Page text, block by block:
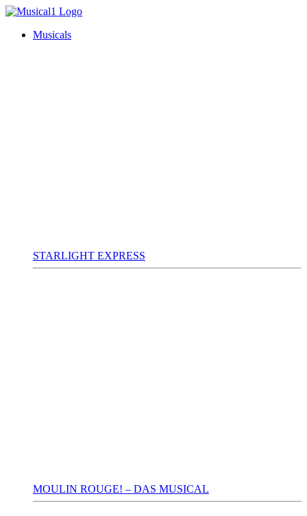
Musicals
STARLIGHT EXPRESS
MOULIN ROUGE! – DAS MUSICAL